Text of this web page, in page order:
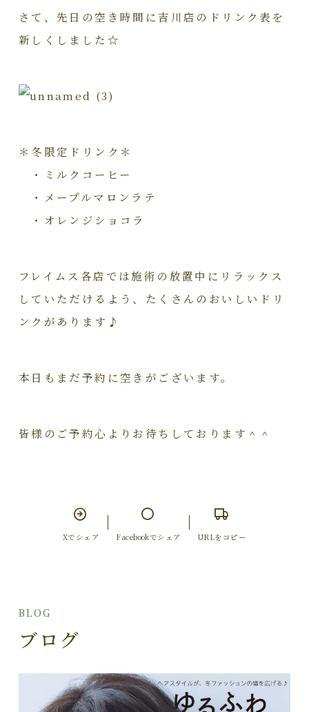
さて、先日の空き時間に吉川店のドリンク表を
新しくしました☆
＊冬限定ドリンク＊
・ミルクコーヒー
・メープルマロンラテ
・オレンジショコラ
フレイムス各店では施術の放置中にリラックス
していただけるよう、たくさんのおいしいドリ
ンクがあります♪
本日もまだ予約に空きがございます。
皆様のご予約心よりお待ちしております＾＾
Xでシェア Facebookでシェア URLをコピー
BLOG
ブログ